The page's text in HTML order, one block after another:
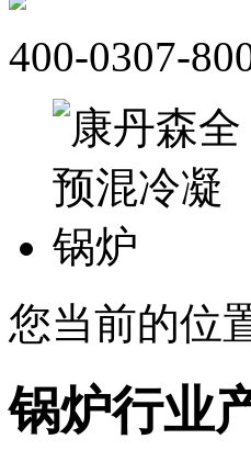
400-0307-
您当前的位
锅炉行业